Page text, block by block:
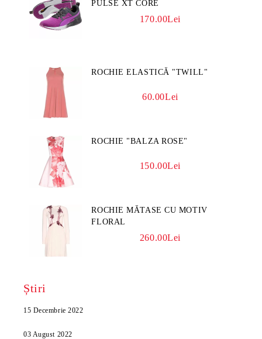
PULSE XT CORE
170.00Lei
ROCHIE ELASTICĂ "TWILL"
60.00Lei
ROCHIE "BALZA ROSE"
150.00Lei
ROCHIE MĂTASE CU MOTIV
FLORAL
260.00Lei
Știri
15 Decembrie 2022
03 August 2022